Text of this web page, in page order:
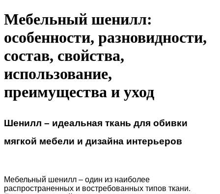
Мебельный шенилл:
особенности, разновидности,
состав, свойства,
использование,
преимущества и уход
Шенилл – идеальная ткань для обивки
мягкой мебели и дизайна интерьеров
Мебельный шенилл – один из наиболее
распространенных и востребованных типов ткани.